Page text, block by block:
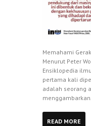
Memahami
Menurut Peter
Ensiklopedia
pertama kali
adalah seorang
READ MORE